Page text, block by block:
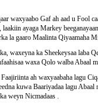
waxyaabo Gaf ah aad u Fool
ayaga Markey
la gaaro Maalinta Qiyaamaha
waxeyna ka Sheekeysaa laba
waxa Qolo walba Abaal
ah waxyaabaha lagu
kuwa Baariyadaa lagu
weyn Nicmadaas .